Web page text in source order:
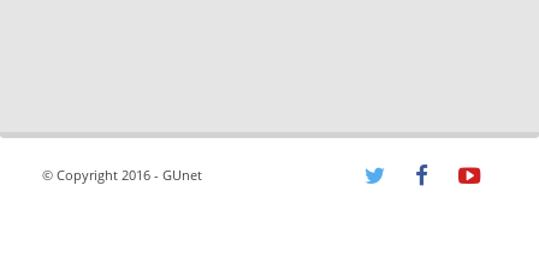
© Copyright 2016 - GUnet